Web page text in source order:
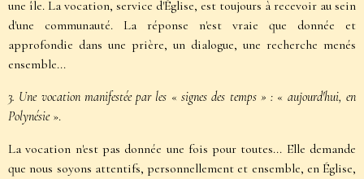
une île. La vocation, service d'Église, est toujours à recevoir au sein
d'une communauté. La réponse n'est vraie que donnée et
approfondie dans une prière, un dialogue, une recherche menés
ensemble...
3. Une vocation manifestée par les «signes des temps » : « aujourd'hui, en
Polynésie».
La vocation n'est pas donnée une fois pour toutes... Elle demande
que nous soyons attentifs, personnellement et ensemble, en Église,